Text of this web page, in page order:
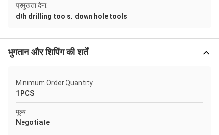
प्रमुखता देना:
dth drilling tools, down hole tools
भुगतान और शिपिंग की शर्तें
Minimum Order Quantity
1PCS
मूल्य
Negotiate